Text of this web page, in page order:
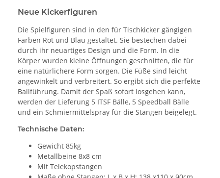
Neue Kickerfiguren
Die Spielfiguren sind in den für Tischkicker gängigen
Farben Rot und Blau gestaltet. Sie bestechen dabei
durch ihr neuartiges Design und die Form. In die
Körper wurden kleine Öffnungen geschnitten, die für
eine natürlichere Form sorgen. Die Füße sind leicht
angewinkelt und verbreitert. So ergibt sich die perfekte
Ballführung. Damit der Spaß sofort losgehen kann,
werden der Lieferung 5 ITSF Bälle, 5 Speedball Bälle
und ein Schmiermittelspray für die Stangen beigelegt.
Technische Daten:
Gewicht 85kg
Metallbeine 8x8 cm
Mit Telekopstangen